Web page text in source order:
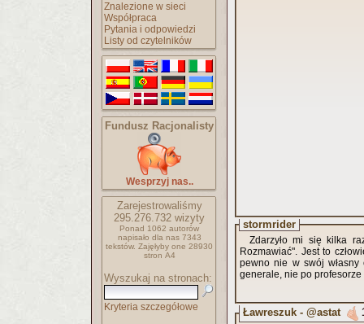
Znalezione w sieci
Współpraca
Pytania i odpowiedzi
Listy od czytelników
Fundusz Racjonalisty
Wesprzyj nas..
Zarejestrowaliśmy
295.276.732 wizyty
Ponad 1062 autorów
napisało dla nas 7343
tekstów. Zajęłyby one 28930
stron A4
Wyszukaj na stronach:
Kryteria szczegółowe
stormrider
Zdarzyło mi się kilka
Rozmawiać". Jest to
pewno nie w swój
generale, nie po profesorze
Ławreszuk - @astat